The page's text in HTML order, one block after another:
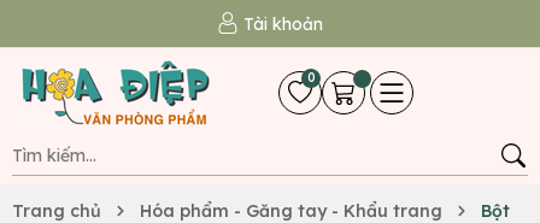
Tài khoản
0
Trang chủ Hóa phẩm - Găng tay - Khẩu trang
Bột